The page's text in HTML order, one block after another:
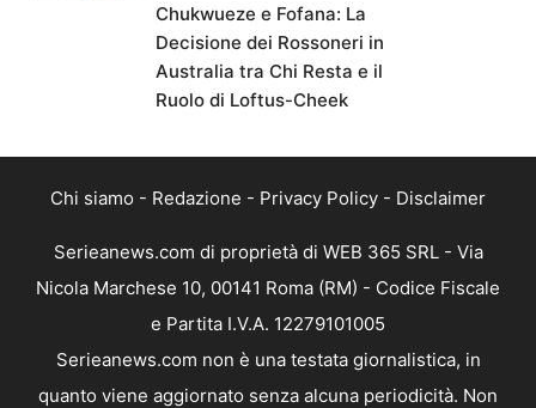
Chukwueze e Fofana: La
Decisione dei Rossoneri in
Australia tra Chi Resta e il
Ruolo di Loftus-Cheek
Chi siamo - Redazione - Privacy Policy - Disclaimer
Serieanews.com di proprietà di WEB 365 SRL - Via
Nicola Marchese 10, 00141 Roma (RM) - Codice Fiscale
e Partita I.V.A. 12279101005
Serieanews.com non è una testata giornalistica, in
quanto viene aggiornato senza alcuna periodicità. Non